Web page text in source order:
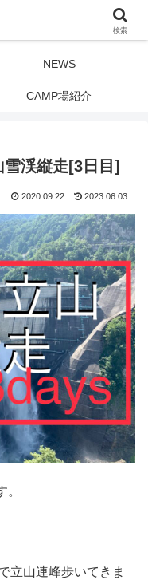
NEWS
CAMP場紹介
渓縦走[3日目]
2020.09.22 2023.06.03
立山連峰歩いてきま
検索